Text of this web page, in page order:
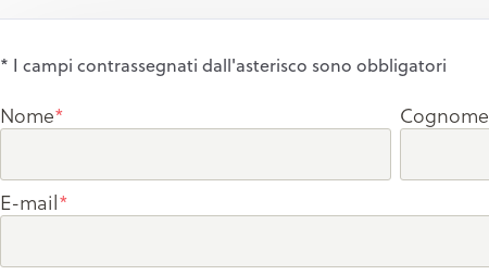
* I campi contrassegnati dall'asterisco sono obbligatori
Nome* Cognome
E-mail*